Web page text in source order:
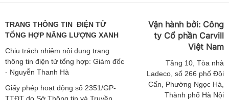
TRANG THÔNG TIN ĐIỆN TỬ
TỔNG HỢP NĂNG LƯỢNG XANH
Chịu trách nhiệm nội dung trang
thông tin điện tử tổng hợp: Giám đốc
- Nguyễn Thanh Hà
Giấy phép hoạt động số 2351/GP-
TTĐT do Sở Thông tin và Truyền
Vận hành bởi: Công
ty Cổ phần Carvill
Việt Nam
Tầng 10, Tòa nhà
Ladeco, số 266 phố Đội
Cấn, Phường Ngọc Hà,
Thành phố Hà Nội